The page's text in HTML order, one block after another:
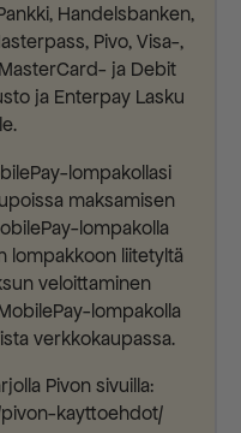
Handelsbanken,
Pivo, Visa-,
ja Debit
ja Enterpay Lasku
lompakollasi
maksamisen
lompakolla
lompakkoon liitetyltä
veloittaminen
lompakolla
verkkokaupassa.
Pivon sivuilla:
kayttoehdot/